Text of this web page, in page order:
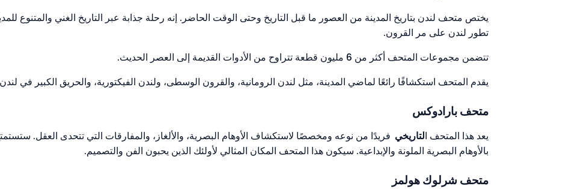
يختص متحف لندن بتاريخ المدينة من العصور ما قبل التاريخ وحتى الوقت الحاضر. إنه رحلة جذابة عبر التاريخ الغني والمتنوع
تطور لندن على مر القرون.
تتضمن مجموعات المتحف أكثر من 6 مليون قطعة تتراوح من الأدوات القديمة إلى العصر الحديث.
يقدم المتحف استكشافًا رائعًا لماضي المدينة، مثل لندن الرومانية، والقرون الوسطى، ولندن الفيكتورية، والحريق الكبير في
متحف بارادوكس
يعد هذا المتحف التاريخي
بالأوهام البصرية الملونة والإبداعية. سيكون هذا المتحف المكان المثالي لأولئك الذين يحبون الفن والتصميم.
متحف شرلوك هولمز